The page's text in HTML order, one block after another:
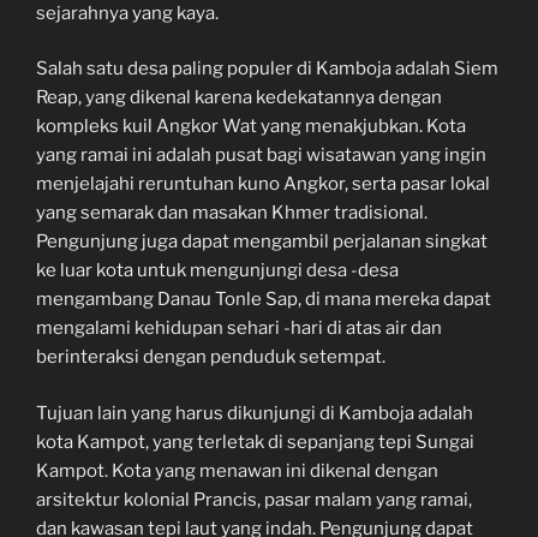
sejarahnya yang kaya.
Salah satu desa paling populer di Kamboja adalah Siem
Reap, yang dikenal karena kedekatannya dengan
kompleks kuil Angkor Wat yang menakjubkan. Kota
yang ramai ini adalah pusat bagi wisatawan yang ingin
menjelajahi reruntuhan kuno Angkor, serta pasar lokal
yang semarak dan masakan Khmer tradisional.
Pengunjung juga dapat mengambil perjalanan singkat
ke luar kota untuk mengunjungi desa -desa
mengambang Danau Tonle Sap, di mana mereka dapat
mengalami kehidupan sehari -hari di atas air dan
berinteraksi dengan penduduk setempat.
Tujuan lain yang harus dikunjungi di Kamboja adalah
kota Kampot, yang terletak di sepanjang tepi Sungai
Kampot. Kota yang menawan ini dikenal dengan
arsitektur kolonial Prancis, pasar malam yang ramai,
dan kawasan tepi laut yang indah. Pengunjung dapat